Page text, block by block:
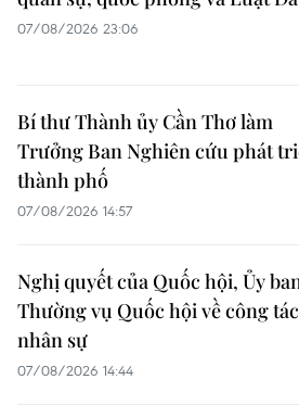
07/08/2026 23:06
Bí thư Thành ủy Cần Thơ làm
Trưởng Ban Nghiên cứu phát
thành phố
07/08/2026 14:57
Nghị quyết của Quốc hội, Ủy
Thường vụ Quốc hội về công tác
nhân sự
07/08/2026 14:44